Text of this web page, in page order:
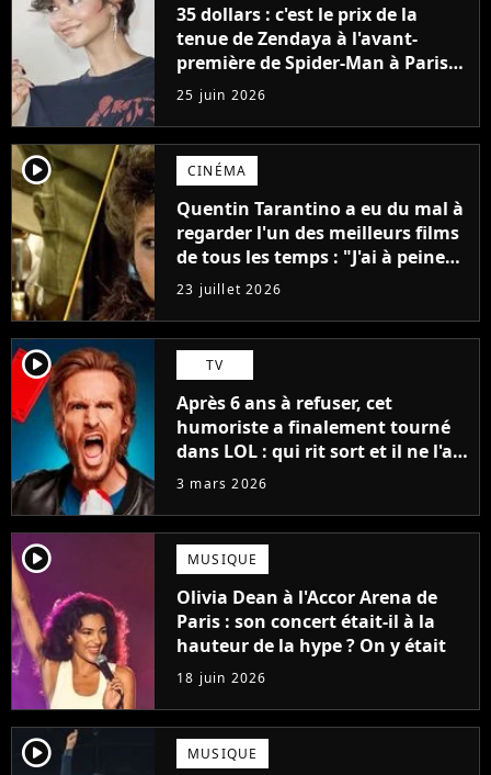
35 dollars : c'est le prix de la
tenue de Zendaya à l'avant-
première de Spider-Man à Paris,
"Le style n'a pas besoin de coûter
une fortune"
25 juin 2026
player2 CINÉMA
Quentin Tarantino a eu du mal à
regarder l'un des meilleurs films
de tous les temps : "J'ai à peine
réussi à aller jusqu'au générique
de fin"
23 juillet 2026
player2 TV
Après 6 ans à refuser, cet
humoriste a finalement tourné
dans LOL : qui rit sort et il ne l'a
pas fait pour l'argent, "J'ai
3 mars 2026
player2 MUSIQUE
Olivia Dean à l'Accor Arena de
Paris : son concert était-il à la
hauteur de la hype ? On y était
18 juin 2026
player2 MUSIQUE